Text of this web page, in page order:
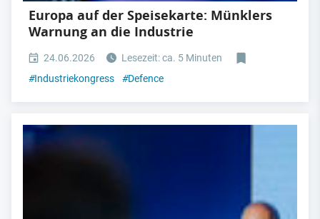
Europa auf der Speisekarte: Münklers
Warnung an die Industrie
24.06.2026
Lesezeit: ca. 5 Minuten
#Industriekongress #Defence